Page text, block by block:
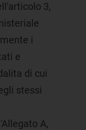
3,
i
e
di cui
stessi
A,